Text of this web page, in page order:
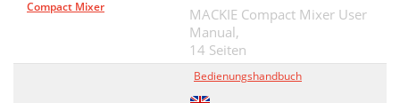
Compact Mixer
MACKIE Compact Mixer User
Manual,
14 Seiten
Bedienungshandbuch